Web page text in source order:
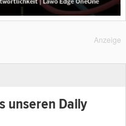
Anzeige
unseren Daily